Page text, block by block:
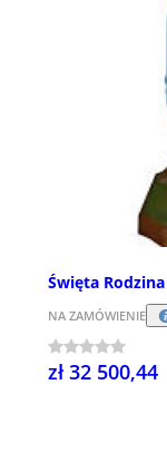
Święta
NA ZAMÓWIENIE
zł 32 500,44